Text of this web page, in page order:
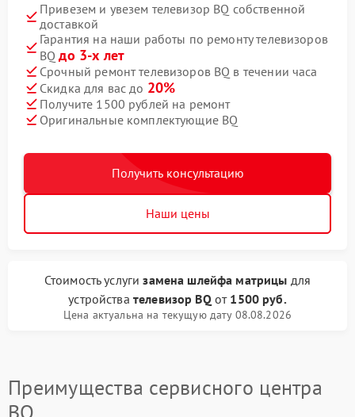
Привезем и увезем телевизор BQ собственной
доставкой
Гарантия на наши работы по ремонту телевизоров
BQдо 3-х лет
Срочный ремонт телевизоров BQ в течении часа
Скидка для вас до 20%
Получите 1500 рублей на ремонт
Оригинальные комплектующие BQ
Получить консультацию
Наши цены
Стоимость услугизамена шлейфа матрицы для
устройства телевизор BQ от 1500 руб.
Цена актуальна на текущую дату 08.08.2026
Преимущества сервисного центра